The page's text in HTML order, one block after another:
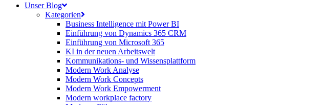
search
Menu
Unser Blog
Kategorien
Business Intelligence mit Power BI
Einführung von Dynamics 365 CRM
Einführung von Microsoft 365
KI in der neuen Arbeitswelt
Kommunikations- und Wissensplattform
Modern Work Analyse
Modern Work Concepts
Modern Work Empowerment
Modern workplace factory